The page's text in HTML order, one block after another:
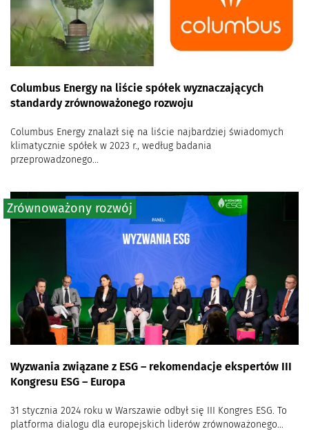
Columbus Energy na liście spółek wyznaczających
standardy zrównoważonego rozwoju
Columbus Energy znalazł się na liście najbardziej świadomych
klimatycznie spółek w 2023 r., według badania
przeprowadzonego...
Wyzwania związane z ESG – rekomendacje ekspertów III
Kongresu ESG – Europa
31 stycznia 2024 roku w Warszawie odbył się III Kongres ESG. To
platforma dialogu dla europejskich liderów zrównoważonego...
Zrównoważony rozwój